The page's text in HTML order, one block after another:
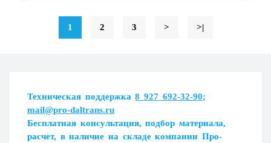
1 2 3 > >|
Загрузка...
Техническая поддержка8 927 692-32-90;
mail@pro-daltrans.ru
Загрузка...
Бесплатная консультация, подбор материала,
расчет, в наличие на складе компании Про-